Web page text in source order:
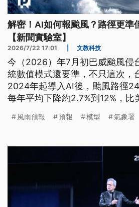
解密！AI如何報颱風？路徑更準
【新聞實驗室】
2026/7/22 17:01 文教科技
今（2026）年7月初巴威颱風侵
統數值模式還要準，不只這次，
2024年起導入AI後，颱風路徑
每年平均下降約2.7%到12%，比
還是有困難？
風雨預報 預報 模型 氣象署